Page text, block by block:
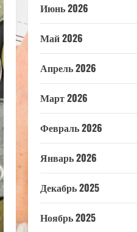
Июнь 2026
Май 2026
Апрель 2026
Март 2026
Февраль 2026
Январь 2026
Декабрь 2025
Ноябрь 2025